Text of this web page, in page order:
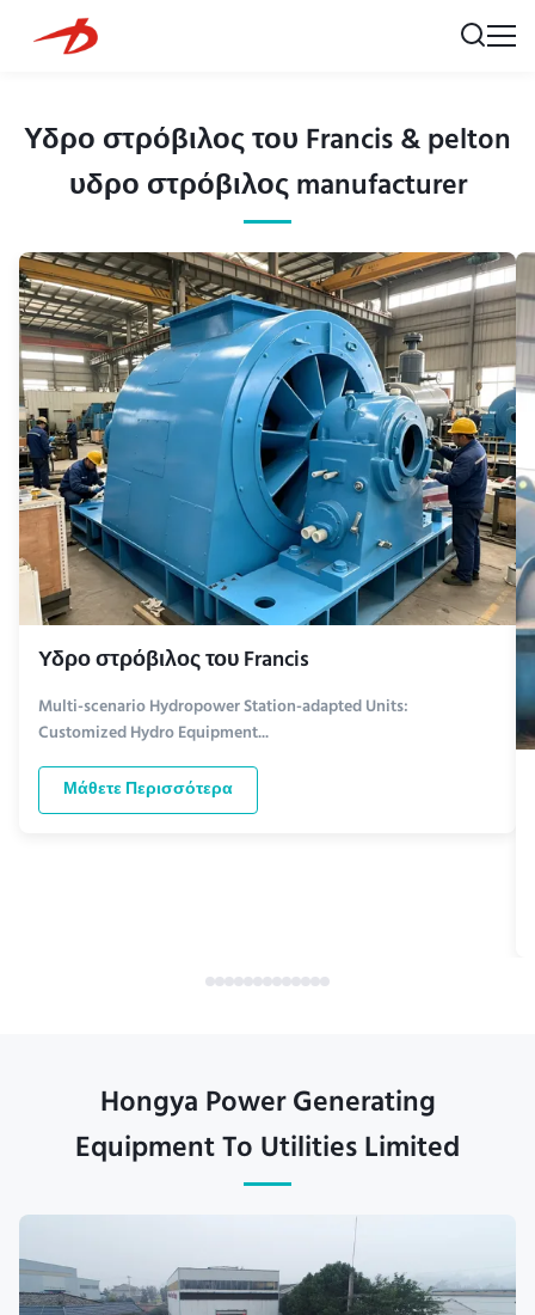
Υδρο στρόβιλος του Francis & pelton
υδρο στρόβιλος manufacturer
Υδρο στρόβιλος του Francis
Multi-scenario Hydropower Station-adapted Units:
Customized Hydro Equipment...
Μάθετε Περισσότερα
Hongya Power Generating
Equipment To Utilities Limited